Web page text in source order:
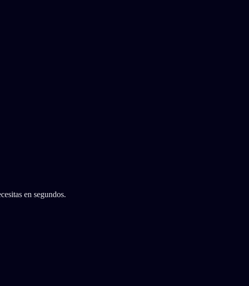
en segundos.